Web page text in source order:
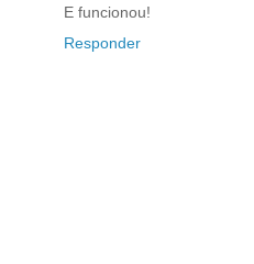
E funcionou!
Responder